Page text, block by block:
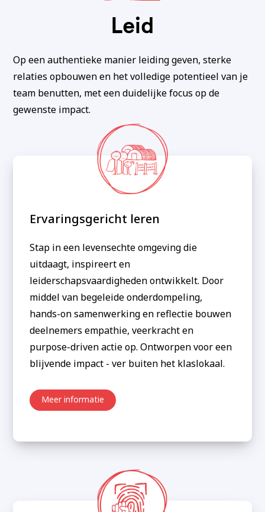
Leid
Op een authentieke manier leiding geven, sterke
relaties opbouwen en het volledige potentieel van je
team benutten, met een duidelijke focus op de
gewenste impact.
Ervaringsgericht leren
Stap in een levensechte omgeving die
uitdaagt, inspireert en
leiderschapsvaardigheden ontwikkelt. Door
middel van begeleide onderdompeling,
hands-on samenwerking en reflectie bouwen
deelnemers empathie, veerkracht en
purpose-driven actie op. Ontworpen voor een
blijvende impact - ver buiten het klaslokaal.
Meer informatie